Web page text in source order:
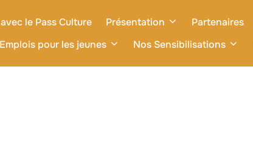
le Pass Culture Présentation Partenaires
pour les jeunes
Nos Sensibilisations